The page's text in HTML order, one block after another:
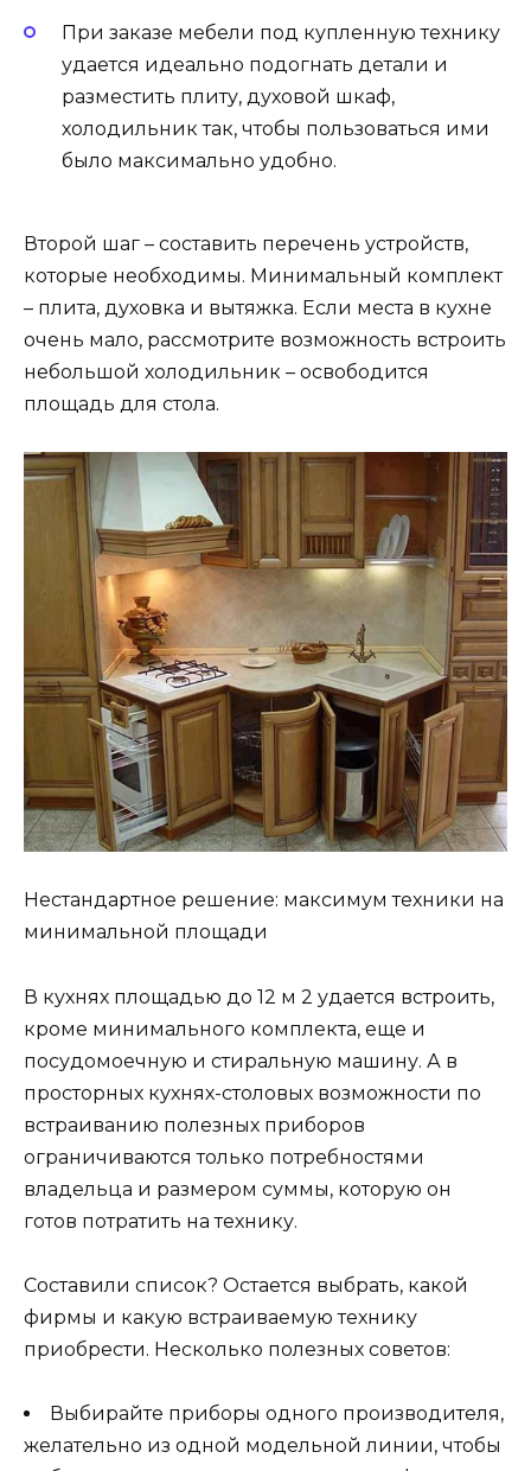
При заказе мебели под купленную технику
удается идеально подогнать детали и
разместить плиту, духовой шкаф,
холодильник так, чтобы пользоваться ими
было максимально удобно.
Второй шаг – составить перечень устройств,
которые необходимы. Минимальный комплект
– плита, духовка и вытяжка. Если места в кухне
очень мало, рассмотрите возможность встроить
небольшой холодильник – освободится
площадь для стола.
Нестандартное решение: максимум техники на
минимальной площади
В кухнях площадью до 12 м 2 удается встроить,
кроме минимального комплекта, еще и
посудомоечную и стиральную машину. А в
просторных кухнях-столовых возможности по
встраиванию полезных приборов
ограничиваются только потребностями
владельца и размером суммы, которую он
готов потратить на технику.
Составили список? Остается выбрать, какой
фирмы и какую встраиваемую технику
приобрести. Несколько полезных советов:
Выбирайте приборы одного производителя,
желательно из одной модельной линии, чтобы